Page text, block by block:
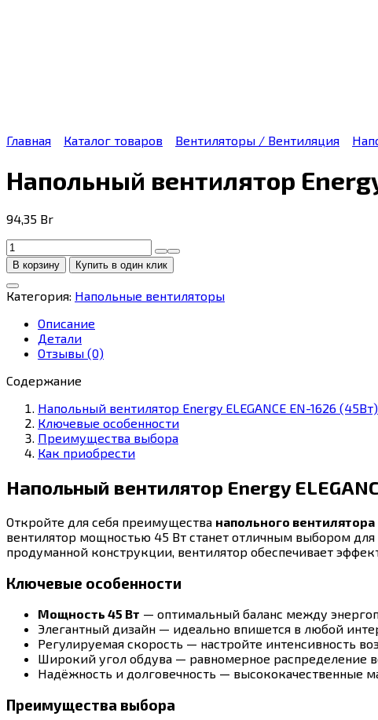
Главная Каталог товаров Вентиляторы / Вентиляция
Напольный вентилятор
94,35 Br
Количество
товара
Напольный
вентилятор
Energy
ELEGANCE
EN-
1626
В корзину Купить в один клик
Категория: Напольные вентиляторы
Описание
Детали
Отзывы (0)
Содержание
Напольный вентилятор Energy ELEGANCE EN-1626 (45Вт)
Ключевые особенности
Преимущества выбора
Как приобрести
Напольный вентилятор Energy
Откройте для себя преимущества напольного вентилятора
вентилятор мощностью 45 Вт станет отличным выбором
продуманной конструкции, вентилятор обеспечивает
Ключевые особенности
Мощность 45 Вт — оптимальный баланс между
Элегантный дизайн — идеально впишется в любой
Регулируемая скорость — настройте интенсивность
Широкий угол обдува — равномерное распределение
Надёжность и долговечность — высококачественные
Преимущества выбора